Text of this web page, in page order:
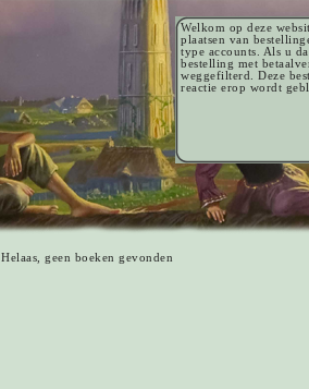
Welkom op deze
plaatsen van
type accounts. Als u
bestelling met
weggefilterd. Deze
reactie erop wordt
Helaas, geen boeken gevonden